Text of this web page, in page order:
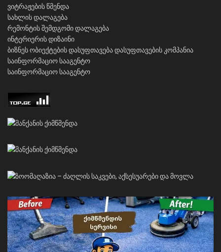
ვიტრაჟების წმენდა
სახლის დალაგება
რემონტის შემდგომი დალაგება
ინტერიერის დიზაინი
ბიზნეს ობიექტების დასუფთავებადასუფთავების კომპანია
საინფორმაციო სააგენტო
საინფორმაციო სააგენტო